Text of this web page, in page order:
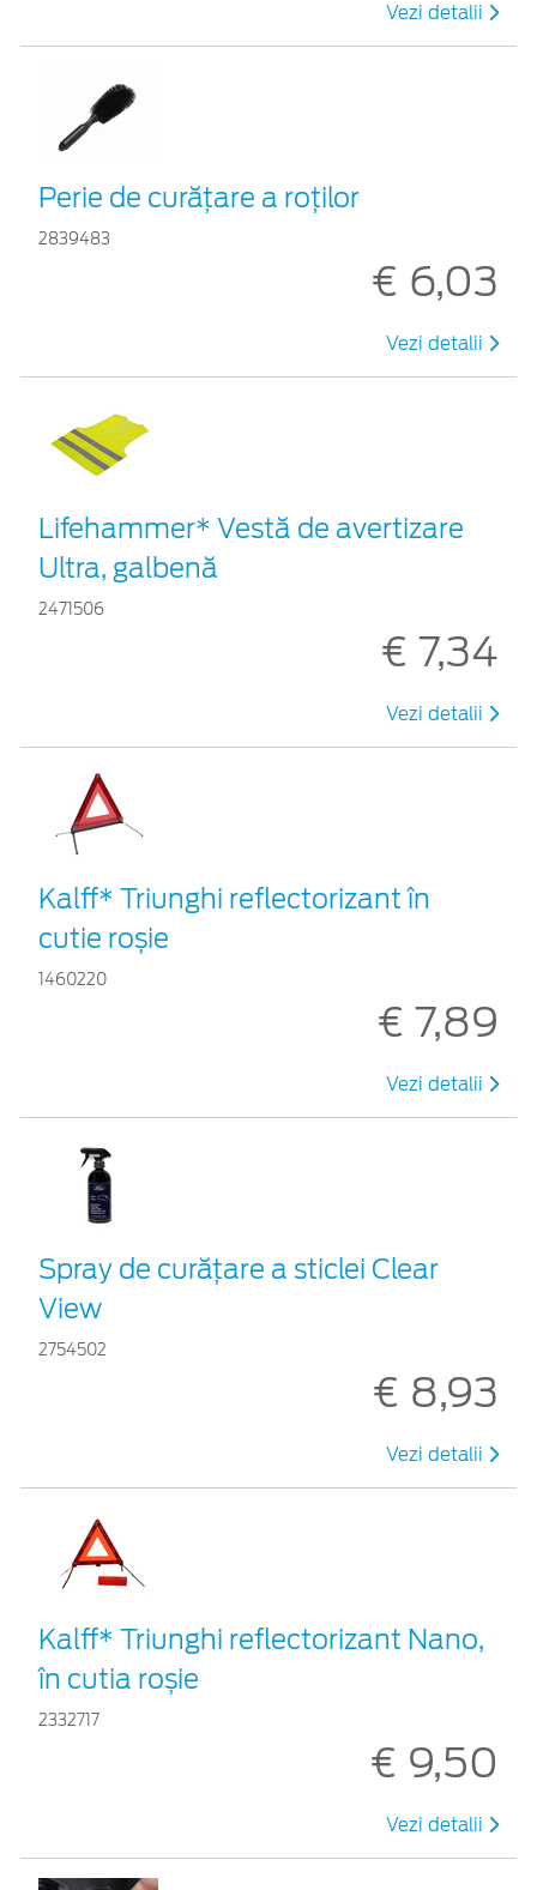
Vezi detalii
Perie de curățare a roților
2839483
€ 6,03
Vezi detalii
Lifehammer* Vestă de avertizare
Ultra, galbenă
2471506
€ 7,34
Vezi detalii
Kalff* Triunghi reflectorizant în
cutie roșie
1460220
€ 7,89
Vezi detalii
Spray de curățare a sticlei Clear
View
2754502
€ 8,93
Vezi detalii
Kalff* Triunghi reflectorizant Nano,
în cutia roșie
2332717
€ 9,50
Vezi detalii